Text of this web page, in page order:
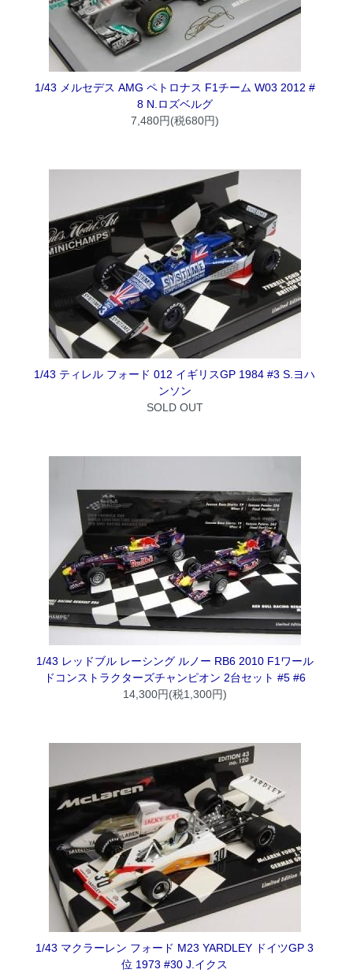
1/43 メルセデス AMG ペトロナス F1チーム W03 2012 #
8 N.ロズベルグ
7,480円(税680円)
1/43 ティレル フォード 012 イギリスGP 1984 #3 S.ヨハ
ンソン
SOLD OUT
1/43 レッドブル レーシング ルノー RB6 2010 F1ワール
ドコンストラクターズチャンピオン 2台セット #5 #6
14,300円(税1,300円)
1/43 マクラーレン フォード M23 YARDLEY ドイツGP 3
位 1973 #30 J.イクス